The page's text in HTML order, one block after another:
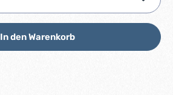
In den Warenkorb